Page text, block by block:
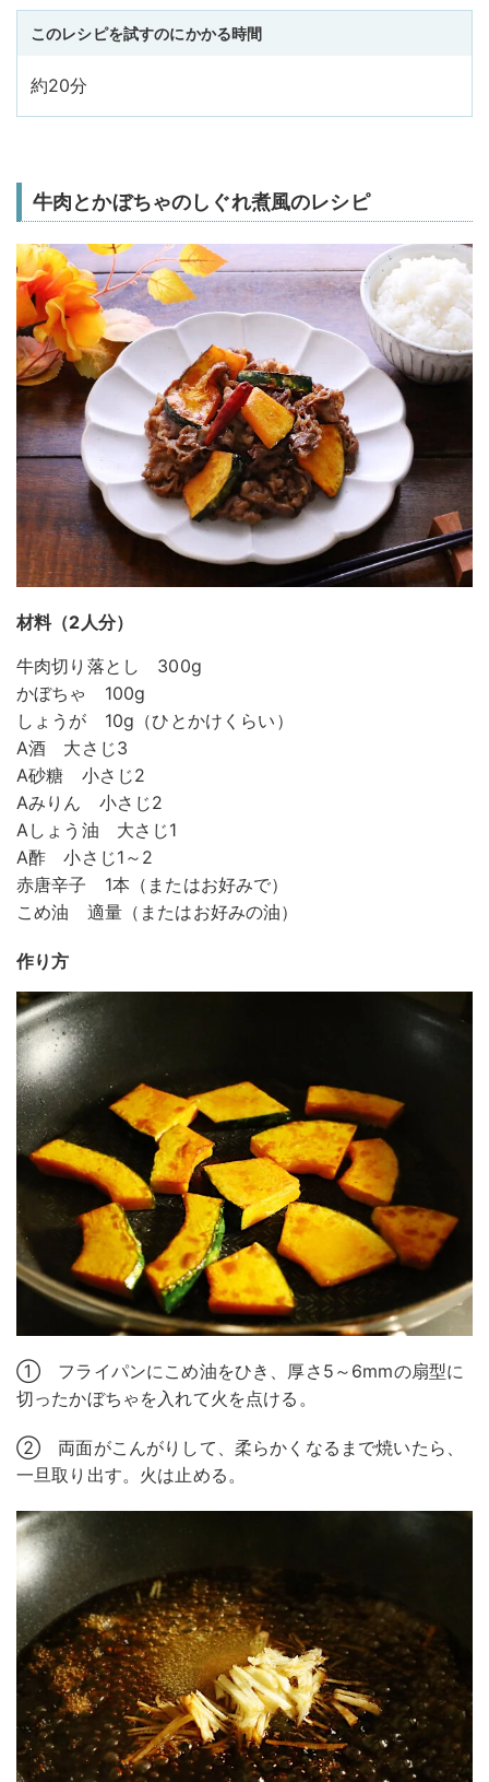
このレシピを試すのにかかる時間
約20分
牛肉とかぼちゃのしぐれ煮風のレシピ
材料（2人分）
牛肉切り落とし 300g
かぼちゃ 100g
しょうが 10g（ひとかけくらい）
A酒 大さじ3
A砂糖 小さじ2
Aみりん 小さじ2
Aしょう油 大さじ1
A酢 小さじ1～2
赤唐辛子 1本（またはお好みで）
こめ油 適量（またはお好みの油）
作り方
① フライパンにこめ油をひき、厚さ5～6mmの扇型に
切ったかぼちゃを入れて火を点ける。
② 両面がこんがりして、柔らかくなるまで焼いたら、
一旦取り出す。火は止める。